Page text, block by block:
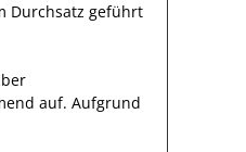
Durchsatz geführt
auf. Aufgrund